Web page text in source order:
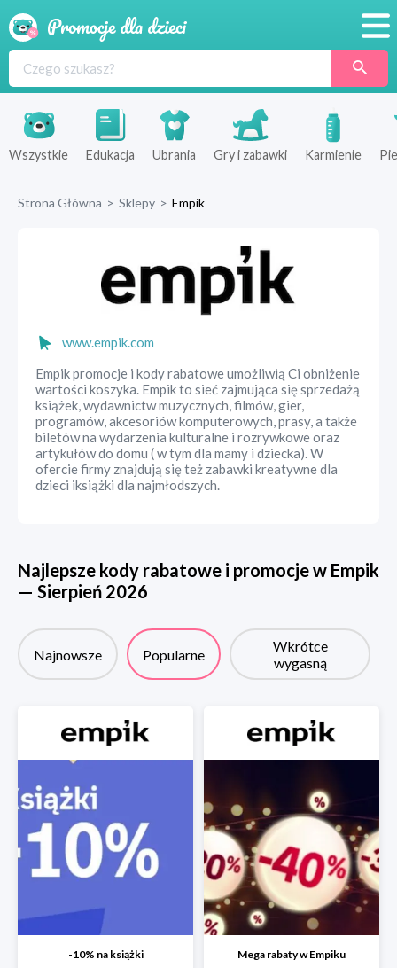
Produkty
Sklepy
Wszystkie Edukacja Ubrania Gry i zabawki Karmienie
Strona Główna > Sklepy > Empik
www.empik.com
Empik promocje i kody rabatowe umożliwią Ci obniżenie
wartości koszyka. Empik to sieć zajmująca się sprzedażą
książek, wydawnictw muzycznych, filmów, gier,
programów, akcesoriów komputerowych, prasy, a także
biletów na wydarzenia kulturalne i rozrywkowe oraz
artykułów do domu ( w tym dla mamy i dziecka). W
ofercie firmy znajdują się też zabawki kreatywne dla
dzieci iksiążki dla najmłodszych.
Najlepsze kody rabatowe i promocje w Empik
— Sierpień 2026
Najnowsze Popularne
Wkrótce
wygasną
-10% na książki Mega rabaty w Empiku